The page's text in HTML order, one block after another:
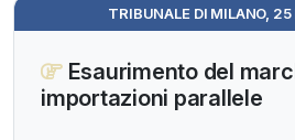
TRIBUNALE DI MILANO,
Esaurimento del
importazioni parallele